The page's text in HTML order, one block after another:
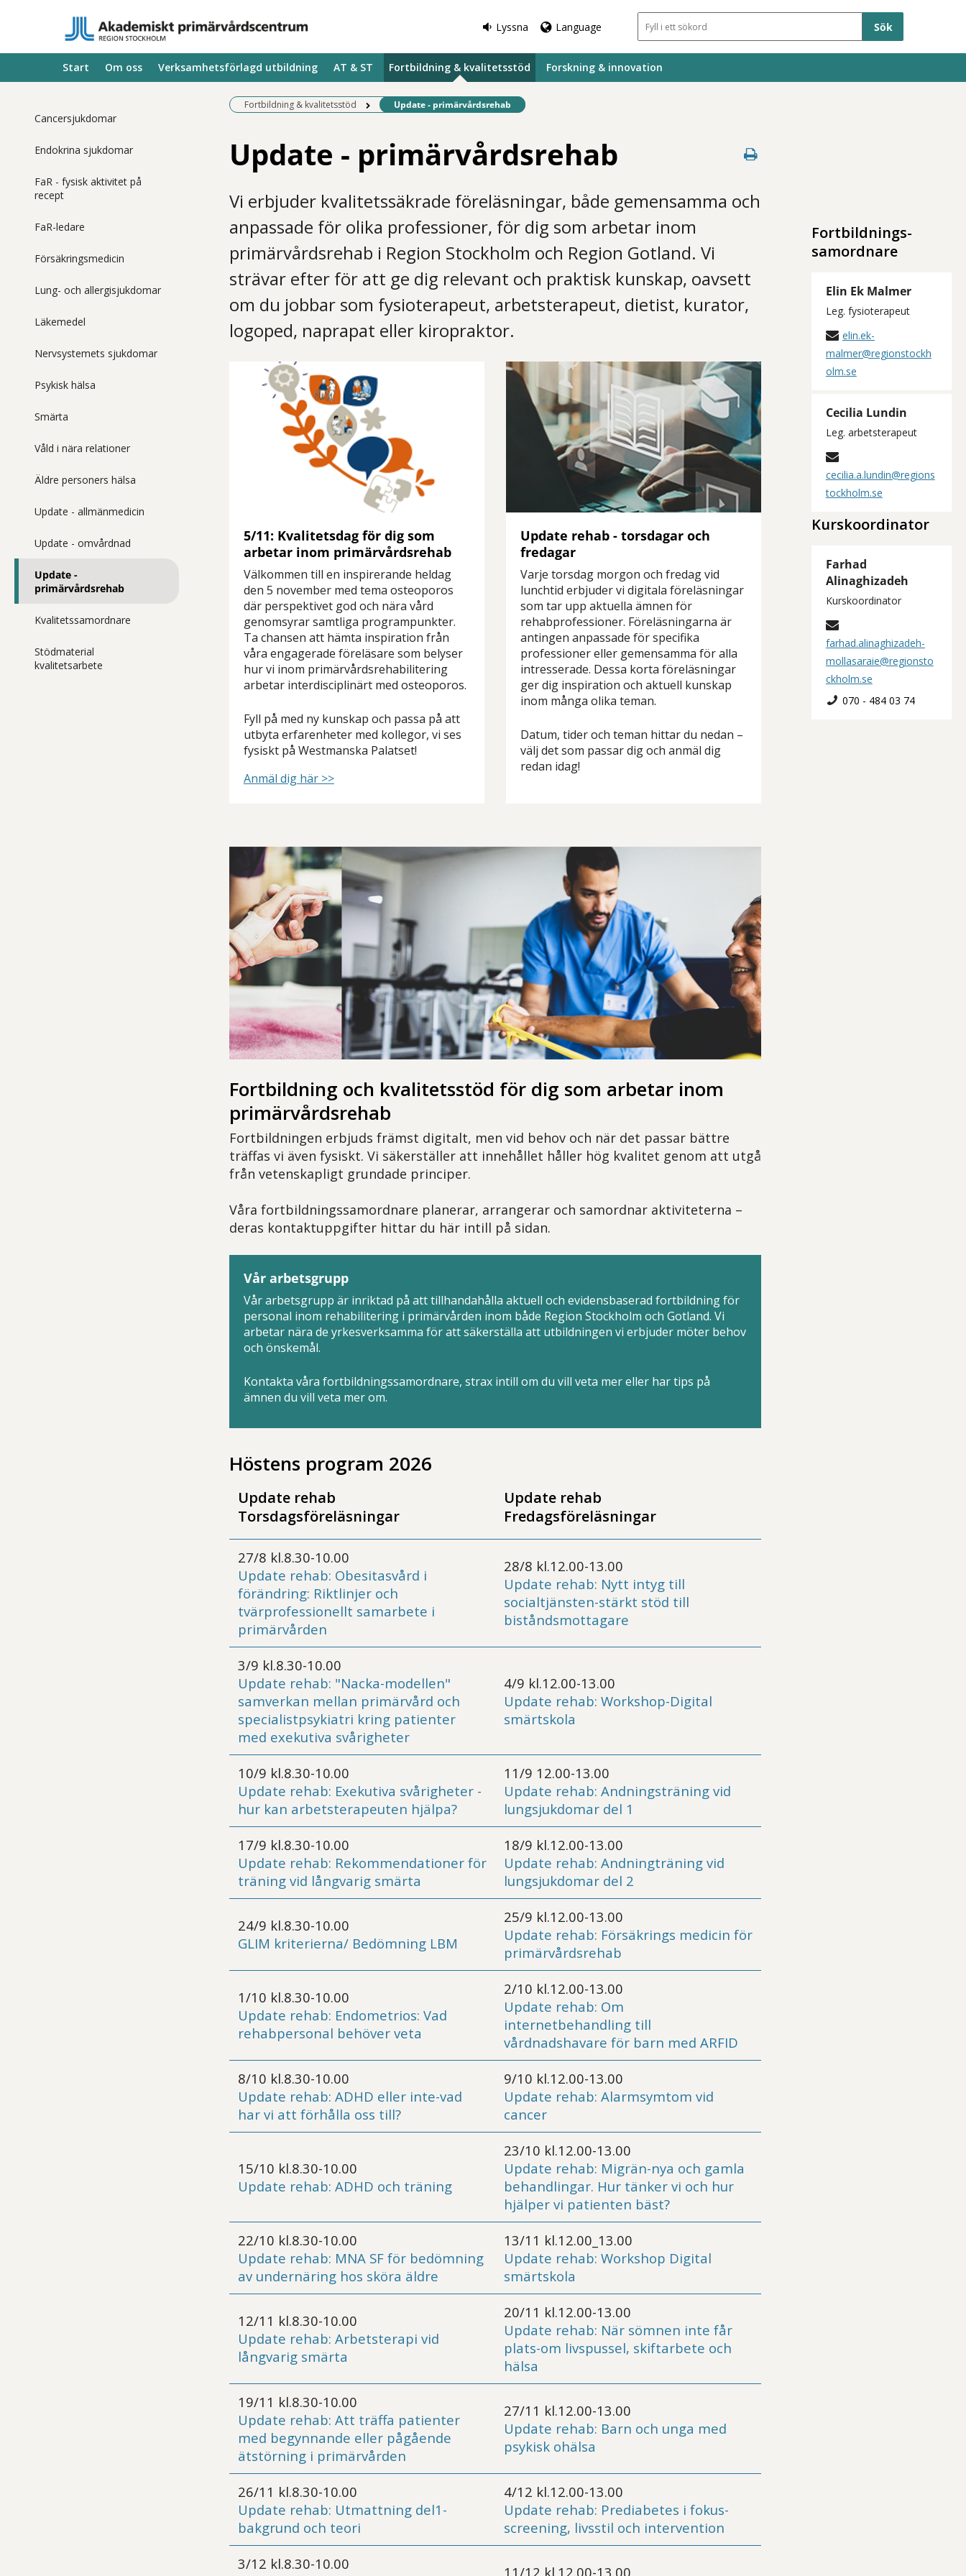
Lyssna Language Sökfält
Start Om oss Verksamhetsförlagd utbildning AT & ST Fortbildning & kvalitetsstöd Forskning & innovation
Cancersjukdomar
Endokrina sjukdomar
FaR - fysisk aktivitet på
recept
FaR-ledare
Försäkringsmedicin
Lung- och allergisjukdomar
Läkemedel
Nervsystemets sjukdomar
Psykisk hälsa
Smärta
Våld i nära relationer
Äldre personers hälsa
Update - allmänmedicin
Update - omvårdnad
Update -
primärvårdsrehab
Kvalitetssamordnare
Stödmaterial
kvalitetsarbete
Fortbildning & kvalitetsstöd Befintlig sida:
Update - primärvårdsrehab
Update - primärvårdsrehab
Vi erbjuder kvalitetssäkrade föreläsningar, både gemensamma och
anpassade för olika professioner, för dig som arbetar inom
primärvårdsrehab i Region Stockholm och Region Gotland. Vi
strävar efter för att ge dig relevant och praktisk kunskap, oavsett
om du jobbar som fysioterapeut, arbetsterapeut, dietist, kurator,
logoped, naprapat eller kiropraktor.
5/11: Kvalitetsdag för dig som
arbetar inom primärvårdsrehab
Välkommen till en inspirerande heldag
den 5 november med tema osteoporos
där perspektivet god och nära vård
genomsyrar samtliga programpunkter.
Ta chansen att hämta inspiration från
våra engagerade föreläsare som belyser
hur vi inom primärvårdsrehabilitering
arbetar interdisciplinärt med osteoporos.
Fyll på med ny kunskap och passa på att
utbyta erfarenheter med kollegor, vi ses
fysiskt på Westmanska Palatset!
Anmäl dig här >>
Update rehab - torsdagar och
fredagar
Varje torsdag morgon och fredag vid
lunchtid erbjuder vi digitala föreläsningar
som tar upp aktuella ämnen för
rehabprofessioner. Föreläsningarna är
antingen anpassade för specifika
professioner eller gemensamma för alla
intresserade. Dessa korta föreläsningar
ger dig inspiration och aktuell kunskap
inom många olika teman.
Datum, tider och teman hittar du nedan –
välj det som passar dig och anmäl dig
redan idag!
Fortbildning och kvalitetsstöd för dig som arbetar inom
primärvårdsrehab
Fortbildningen erbjuds främst digitalt, men vid behov och när det passar bättre
träffas vi även fysiskt. Vi säkerställer att innehållet håller hög kvalitet genom att utgå
från vetenskapligt grundade principer.
Våra fortbildningssamordnare planerar, arrangerar och samordnar aktiviteterna –
deras kontaktuppgifter hittar du här intill på sidan.
Vår arbetsgrupp
Vår arbetsgrupp är inriktad på att tillhandahålla aktuell och evidensbaserad fortbildning för
personal inom rehabilitering i primärvården inom både Region Stockholm och Gotland. Vi
arbetar nära de yrkesverksamma för att säkerställa att utbildningen vi erbjuder möter behov
och önskemål.
Kontakta våra fortbildningssamordnare, strax intill om du vill veta mer eller har tips på
ämnen du vill veta mer om.
Höstens program 2026
Update rehab
Torsdagsföreläsningar
Update rehab
Fredagsföreläsningar
27/8 kl.8.30-10.00
Update rehab: Obesitasvård i
förändring: Riktlinjer och
tvärprofessionellt samarbete i
primärvården
28/8 kl.12.00-13.00
Update rehab: Nytt intyg till
socialtjänsten-stärkt stöd till
biståndsmottagare
3/9 kl.8.30-10.00
Update rehab: "Nacka-modellen"
samverkan mellan primärvård och
specialistpsykiatri kring patienter
med exekutiva svårigheter
4/9 kl.12.00-13.00
Update rehab: Workshop-Digital
smärtskola
10/9 kl.8.30-10.00
Update rehab: Exekutiva svårigheter -
hur kan arbetsterapeuten hjälpa?
11/9 12.00-13.00
Update rehab: Andningsträning vid
lungsjukdomar del 1
17/9 kl.8.30-10.00
Update rehab: Rekommendationer för
träning vid långvarig smärta
18/9 kl.12.00-13.00
Update rehab: Andningträning vid
lungsjukdomar del 2
24/9 kl.8.30-10.00
GLIM kriterierna/ Bedömning LBM
25/9 kl.12.00-13.00
Update rehab: Försäkrings medicin för
primärvårdsrehab
1/10 kl.8.30-10.00
Update rehab: Endometrios: Vad
rehabpersonal behöver veta
2/10 kl.12.00-13.00
Update rehab: Om
internetbehandling till
vårdnadshavare för barn med ARFID
8/10 kl.8.30-10.00
Update rehab: ADHD eller inte-vad
har vi att förhålla oss till?
9/10 kl.12.00-13.00
Update rehab: Alarmsymtom vid
cancer
15/10 kl.8.30-10.00
Update rehab: ADHD och träning
23/10 kl.12.00-13.00
Update rehab: Migrän-nya och gamla
behandlingar. Hur tänker vi och hur
hjälper vi patienten bäst?
22/10 kl.8.30-10.00
Update rehab: MNA SF för bedömning
av undernäring hos sköra äldre
13/11 kl.12.00_13.00
Update rehab: Workshop Digital
smärtskola
12/11 kl.8.30-10.00
Update rehab: Arbetsterapi vid
långvarig smärta
20/11 kl.12.00-13.00
Update rehab: När sömnen inte får
plats-om livspussel, skiftarbete och
hälsa
19/11 kl.8.30-10.00
Update rehab: Att träffa patienter
med begynnande eller pågående
ätstörning i primärvården
27/11 kl.12.00-13.00
Update rehab: Barn och unga med
psykisk ohälsa
26/11 kl.8.30-10.00
Update rehab: Utmattning del1-
bakgrund och teori
4/12 kl.12.00-13.00
Update rehab: Prediabetes i fokus-
screening, livsstil och intervention
3/12 kl.8.30-10.00
11/12 kl.12.00-13.00
Fortbildnings-
samordnare
Elin Ek Malmer
Leg. fysioterapeut
elin.ek-
malmer@regionstockh
olm.se
Cecilia Lundin
Leg. arbetsterapeut
cecilia.a.lundin@regions
tockholm.se
Kurskoordinator
Farhad
Alinaghizadeh
Kurskoordinator
farhad.alinaghizadeh-
mollasaraie@regionsto
ckholm.se
070 - 484 03 74